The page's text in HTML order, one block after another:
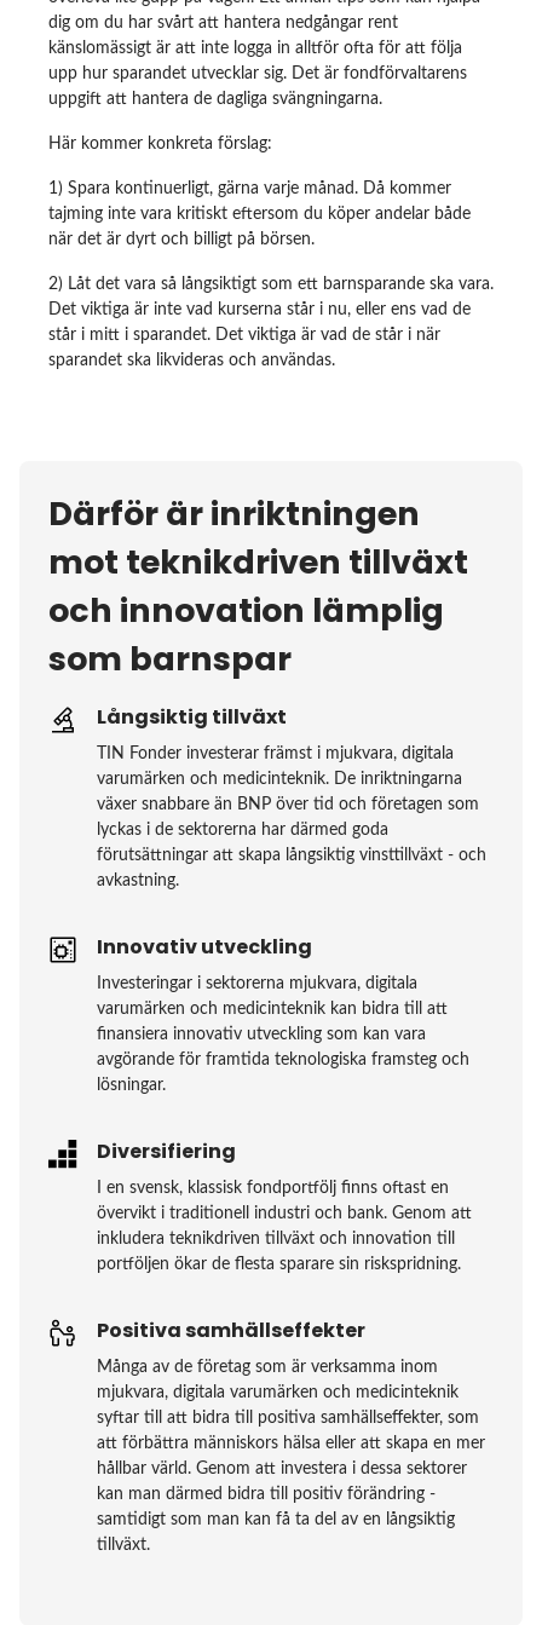
dig om du har svårt att hantera nedgångar rent
känslomässigt är att inte logga in alltför ofta för att följa
upp hur sparandet utvecklar sig. Det är fondförvaltarens
uppgift att hantera de dagliga svängningarna.
Här kommer konkreta förslag:
1) Spara kontinuerligt, gärna varje månad. Då kommer
tajming inte vara kritiskt eftersom du köper andelar både
när det är dyrt och billigt på börsen.
2) Låt det vara så långsiktigt som ett barnsparande ska vara.
Det viktiga är inte vad kurserna står i nu, eller ens vad de
står i mitt i sparandet. Det viktiga är vad de står i när
sparandet ska likvideras och användas.
Därför är inriktningen
mot teknikdriven tillväxt
och innovation lämplig
som barnspar
Långsiktig tillväxt
TIN Fonder investerar främst i mjukvara, digitala
varumärken och medicinteknik. De inriktningarna
växer snabbare än BNP över tid och företagen som
lyckas i de sektorerna har därmed goda
förutsättningar att skapa långsiktig vinsttillväxt - och
avkastning.
Innovativ utveckling
Investeringar i sektorerna mjukvara, digitala
varumärken och medicinteknik kan bidra till att
finansiera innovativ utveckling som kan vara
avgörande för framtida teknologiska framsteg och
lösningar.
Diversifiering
I en svensk, klassisk fondportfölj finns oftast en
övervikt i traditionell industri och bank. Genom att
inkludera teknikdriven tillväxt och innovation till
portföljen ökar de flesta sparare sin riskspridning.
Positiva samhällseffekter
Många av de företag som är verksamma inom
mjukvara, digitala varumärken och medicinteknik
syftar till att bidra till positiva samhällseffekter, som
att förbättra människors hälsa eller att skapa en mer
hållbar värld. Genom att investera i dessa sektorer
kan man därmed bidra till positiv förändring -
samtidigt som man kan få ta del av en långsiktig
tillväxt.